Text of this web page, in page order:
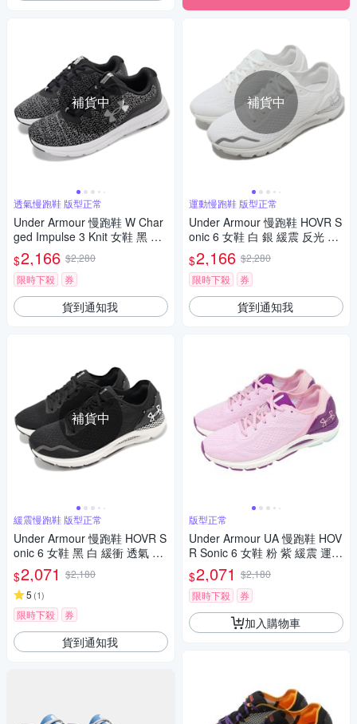
補貨中
透氣慢跑鞋 版型正常
Under Armour 慢跑鞋 W Char
ged Impulse 3 Knit 女鞋 黑 白
透氣 緩衝 運動鞋 UA 3026686
001
$2,166 $2,280
限時下殺
券
貨到通知我
補貨中
緩震慢跑鞋 版型正常
Under Armour 慢跑鞋 HOVR S
onic 6 女鞋 黑 白 緩衝 透氣 反
光 路跑 運動鞋 UA 302612800
3
$2,071 $2,180
5 (1)
限時下殺 券
貨到通知我
補貨中
運動慢跑鞋 版型正常
Under Armour 慢跑鞋 HOVR S
onic 6 女鞋 白 銀 緩震 反光 運
動鞋 UA 3026128101
$2,166 $2,280
限時下殺
券
貨到通知我
版型正常
Under Armour UA 慢跑鞋 HOV
R Sonic 6 女鞋 粉 紫 緩震 運動
鞋 3026128603
$2,071 $2,180
限時下殺
券
加入購物車